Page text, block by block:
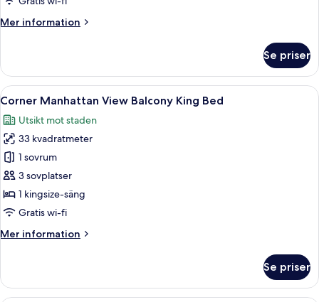
King
1
Tub
Mer information
Mer
Balcony
King
1
Tub
Se priser
Öppna
alla
foton
för
Corner
Manhattan
View
Balcony
Bed
Ett hotellrum med ett stort fönster,
6
Corner Manhattan View Balcony King Bed
Utsikt mot staden
33 kvadratmeter
1 sovrum
3 sovplatser
1 kingsize-säng
Gratis wi-fi
Mer information
Mer
Manhattan
View
Se priser